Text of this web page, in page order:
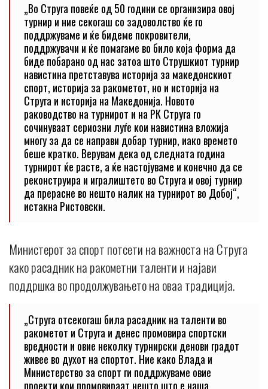
„Во Струга повеќе од 50 години се организира овој
турнир и ние секогаш со задоволство ќе го
поддржуваме и ќе бидеме покровители,
поддржувачи и ќе помагаме во било која форма да
биде побарано од нас затоа што Струшкиот турнир
навистина претставува историја за македонскиот
спорт, историја за ракометот, но и историја на
Струга и историја на Македонија. Новото
раководство на турнирот и на РК Струга го
сочинуваат сериозни луѓе кои навистина вложија
многу за да се направи добар турнир, иако времето
беше кратко. Верувам дека од следната година
турнирот ќе расте, а ќе настојуваме и конечно да се
реконструира и игралиштето во Струга и овој турнир
да прерасне во нешто налик на турнирот во Добој“,
истакна Ристовски.
Министерот за спорт потсети на важноста на Струга
како расадник на ракометни таленти и најави
поддршка во продолжувањето на оваа традиција.
„Струга отсекогаш била расадник на таленти во
ракометот и Струга и денес промовира спортски
вредности и овие неколку турнирски денови градот
живее во духот на спортот. Ние како Влада и
Министерство за спорт ги поддржуваме овие
проекти кои промовираат нешто што е наша